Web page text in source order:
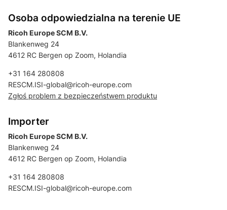
Osoba odpowiedzialna na terenie UE
Ricoh Europe SCM B.V.
Blankenweg 24
4612 RC Bergen op Zoom, Holandia
+31 164 280808
RESCM.ISI-global@ricoh-europe.com
Zgłoś problem z bezpieczeństwem produktu
Importer
Ricoh Europe SCM B.V.
Blankenweg 24
4612 RC Bergen op Zoom, Holandia
+31 164 280808
RESCM.ISI-global@ricoh-europe.com